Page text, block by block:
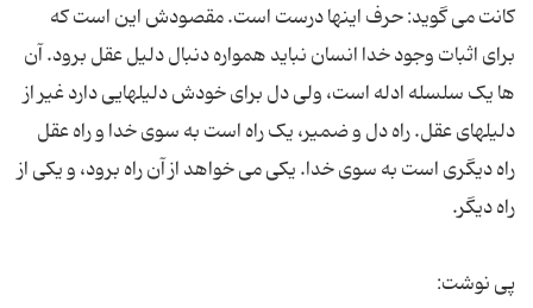
کانت مى گوید: حرف اینها درست است. مقصودش این است که
براى اثبات وجود خدا انسان نباید همواره دنبال دلیل عقل برود. آن
ها یک سلسله ادله است، ولى دل براى خودش دلیلهایى دارد غیر از
دلیلهاى عقل. راه دل و ضمیر، یک راه است به سوى خدا و راه عقل
راه دیگرى است به سوى خدا. یکى مى خواهد از آن راه برود، و یکى از